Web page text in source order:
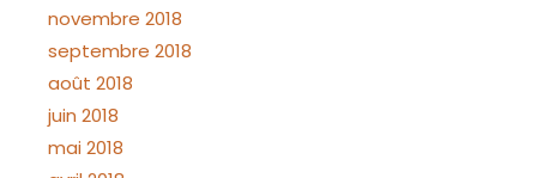
novembre 2018
septembre 2018
août 2018
juin 2018
mai 2018